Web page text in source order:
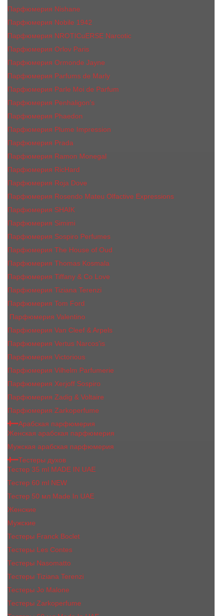
Парфюмерия Nishane
Парфюмерия Nobile 1942
Парфюмерия NROTICuERSE Narcotic
Парфюмерия Orlov Paris
Парфюмерия Ormonde Jayne
Парфюмерия Parfums de Marly
Парфюмерия Parle Moi de Parfum
Парфюмерия Penhaligon's
Парфюмерия Phaedon
Парфюмерия Plume Impression
Парфюмерия Prada
Парфюмерия Ramon Monegal
Парфюмерия RicHard
Парфюмерия Roja Dove
Парфюмерия Rosendo Mateu Olfactive Expressions
Парфюмерия SHAIK
Парфюмерия Simimi
Парфюмерия Sospiro Perfumes
Парфюмерия The House of Oud
Парфюмерия Thomas Kosmala
Парфюмерия Tiffany & Co Love
Парфюмерия Tiziana Terenzi
Парфюмерия Tom Ford
Парфюмерия Valentino
Парфюмерия Van Cleef & Arpels
Парфюмерия Vertus Narcos'is
Парфюмерия Victorious
Парфюмерия Vilhelm Parfumerie
Парфюмерия Xerjoff Sospiro
Парфюмерия Zadig & Voltaire
Парфюмерия Zarkoperfume
Арабская парфюмерия
Женская арабская парфюмерия
Мужская арабская парфюмерия
Тестеры духов
Тестер 35 ml MADE IN UAE
Тестер 60 ml NEW
Тестер 50 мл Made In UAE
Женские
Мужские
Тестеры Franck Boclet
Тестеры Les Contes
Тестеры Nasomatto
Тестеры Tiziana Terenzi
Тестеры Jо Malоnе
Тестеры Zarkoperfume